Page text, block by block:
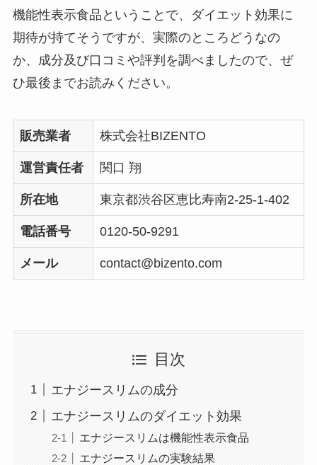
機能性表示食品ということで、ダイエット効果に
期待が持てそうですが、実際のところどうなの
か、成分及び口コミや評判を調べましたので、ぜ
ひ最後までお読みください。
販売業者 株式会社BIZENTO
運営責任者 関口 翔
所在地 東京都渋谷区恵比寿南2-25-1-402
電話番号 0120-50-9291
メール contact@bizento.com
目次
エナジースリムの成分
エナジースリムのダイエット効果
エナジースリムは機能性表示食品
エナジースリムの実験結果